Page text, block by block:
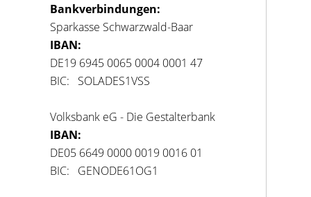
Bankverbindungen:
Sparkasse Schwarzwald-Baar
IBAN:
DE19 6945 0065 0004 0001 47
BIC: SOLADES1VSS
Volksbank eG - Die Gestalterbank
IBAN:
DE05 6649 0000 0019 0016 01
BIC: GENODE61OG1